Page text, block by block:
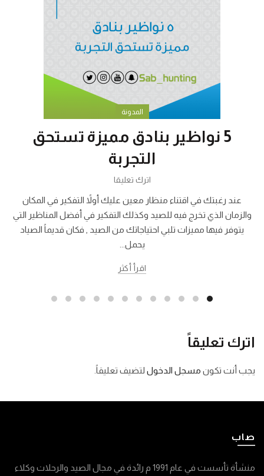
المدونة
5 نواظير بنادق مميزة تستحق
التجربة
اترك تعليقا
عند رغبتك في اقتناء منظار معين عليك أولاً التفكير في المكان
والزمان الذي تخرج فيه للصيد وكذلك التفكير في أفضل المناظير التي
يتوفر فيها مميزات تلبي احتياجاتك من الصيد , فكان قديماً الصياد
يحمل...
اقرأ أكثر
اترك تعليقاً
يجب أنت تكون مسجل الدخول لتضيف تعليقاً.
صاب
منشأة تأسست في عام 1991 م رائدة في مجال الصيد والرحلات وكلاء